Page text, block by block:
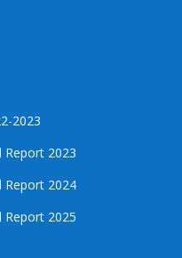
2023
Report 2023
Report 2024
Report 2025